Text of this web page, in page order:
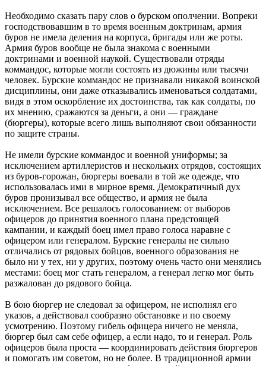
Необходимо сказать пару слов о бурском ополчении. Вопреки
господствовавшим в то время военным доктринам, армия
буров не имела деления на корпуса, бригады или же роты.
Армия буров вообще не была знакома с военными
доктринами и военной наукой. Существовали отряды
коммандос, которые могли состоять из дюжины или тысячи
человек. Бурские коммандос не признавали никакой воинской
дисциплины, они даже отказывались именоваться солдатами,
видя в этом оскорбление их достоинства, так как солдаты, по
их мнению, сражаются за деньги, а они — граждане
(бюргеры), которые всего лишь выполняют свои обязанности
по защите страны.
Не имели бурские коммандос и военной униформы; за
исключением артиллеристов и нескольких отрядов, состоящих
из буров-горожан, бюргеры воевали в той же одежде, что
использовалась ими в мирное время. Демократичный дух
буров пронизывал все общество, и армия не была
исключением. Все решалось голосованием: от выборов
офицеров до принятия военного плана предстоящей
кампании, и каждый боец имел право голоса наравне с
офицером или генералом. Бурские генералы не сильно
отличались от рядовых бойцов, военного образования не
было ни у тех, ни у других, поэтому очень часто они менялись
местами: боец мог стать генералом, а генерал легко мог быть
разжалован до рядового бойца.
В бою бюргер не следовал за офицером, не исполнял его
указов, а действовал сообразно обстановке и по своему
усмотрению. Поэтому гибель офицера ничего не меняла,
бюргер был сам себе офицер, а если надо, то и генерал. Роль
офицеров была проста — координировать действия бюргеров
и помогать им советом, но не более. В традиционной армии